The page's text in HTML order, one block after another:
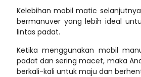
Kelebihan mobil matic
bermanuver yang lebih ideal
lintas padat.
Ketika menggunakan mobil
padat dan sering macet, maka
berkali-kali untuk maju dan